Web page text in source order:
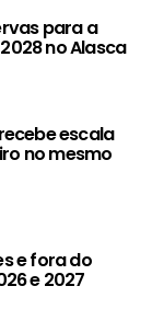
para a
no Alasca
escala
no mesmo
e fora do
e 2027